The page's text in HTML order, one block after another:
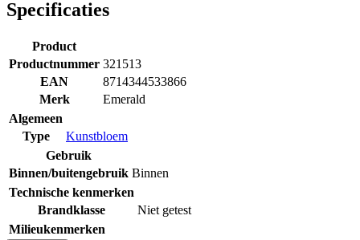
Specificaties
Product
Productnummer 321513
EAN
8714344533866
Merk
Emerald
Algemeen
Type
Kunstbloem
Gebruik
Binnen/buitengebruik Binnen
Technische kenmerken
Brandklasse
Niet getest
Milieukenmerken